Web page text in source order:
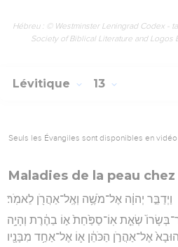
Hébreu : © Westminster Leningrad Codex -
Society of Biblical Literature and Logos
Lévitique 13
Seuls les Évangiles sont disponibles en vidéo
Maladies de la peau
וַיְדַבֵּ֣ר יְהוָ֔ה אֶל־מֹשֶׁ֥ה וְאֶֽל־אַהֲרֹ֖ן לֵאמֹֽר׃
שְׂאֵ֤ת אֽוֹ־סַפַּ֙חַת֙ א֣וֹ בַהֶ֔רֶת וְהָיָ֥ה
אֶל־אַהֲרֹ֣ן הַכֹּהֵ֔ן א֛וֹ אֶל־אַחַ֥ד מִבָּנָ֖יו